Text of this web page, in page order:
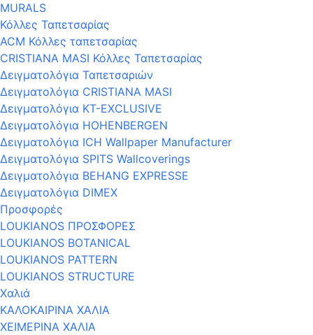
MURALS
Κόλλες Ταπετσαρίας
ACM Κόλλες ταπετσαρίας
CRISTIANA MASI Κόλλες Ταπετσαρίας
Δειγματολόγια Ταπετσαριών
Δειγματολόγια CRISTIANA MASI
Δειγματολόγια KT-EXCLUSIVE
Δειγματολόγια HOHENBERGEN
Δειγματολόγια ICH Wallpaper Manufacturer
Δειγματολόγια SPITS Wallcoverings
Δειγματολόγια BEHANG EXPRESSE
Δειγματολόγια DIMEX
Προσφορές
LOUKIANOS ΠΡΟΣΦΟΡΕΣ
LOUKIANOS BOTANICAL
LOUKIANOS PATTERN
LOUKIANOS STRUCTURE
Χαλιά
ΚΑΛΟΚΑΙΡΙΝΑ ΧΑΛΙΑ
ΧΕΙΜΕΡΙΝΑ ΧΑΛΙΑ